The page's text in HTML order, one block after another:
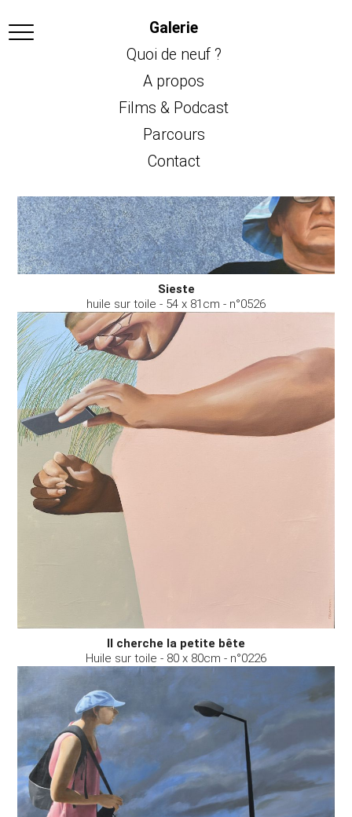
Galerie
Quoi de neuf ?
A propos
Films & Podcast
Parcours
Contact
Sieste
huile sur toile - 54 x 81cm - n°0526
Il cherche la petite bête
Huile sur toile - 80 x 80cm - n°0226